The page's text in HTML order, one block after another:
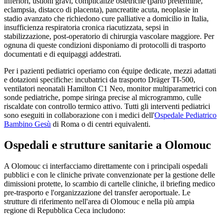
eclampsia, distacco di placenta), pancreatite acuta, neoplasie in
stadio avanzato che richiedono cure palliative a domicilio in Italia,
insufficienza respiratoria cronica riacutizzata, sepsi in
stabilizzazione, post-operatorio di chirurgia vascolare maggiore. Per
ognuna di queste condizioni disponiamo di protocolli di trasporto
documentati e di equipaggi addestrati.
Per i pazienti pediatrici operiamo con équipe dedicate, mezzi adattati
e dotazioni specifiche: incubatrici da trasporto Dräger TI-500,
ventilatori neonatali Hamilton C1 Neo, monitor multiparametrici con
sonde pediatriche, pompe siringa precise al microgrammo, culle
riscaldate con controllo termico attivo. Tutti gli interventi pediatrici
sono eseguiti in collaborazione con i medici dell'Ospedale Pediatrico
Bambino Gesù di Roma o di centri equivalenti.
Ospedali e strutture sanitarie a Olomouc
A Olomouc ci interfacciamo direttamente con i principali ospedali
pubblici e con le cliniche private convenzionate per la gestione delle
dimissioni protette, lo scambio di cartelle cliniche, il briefing medico
pre-trasporto e l'organizzazione del transfer aeroportuale. Le
strutture di riferimento nell'area di Olomouc e nella più ampia
regione di Repubblica Ceca includono: